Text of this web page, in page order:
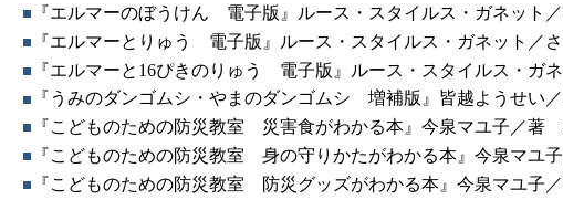
『エルマーのぼうけん 電子版』ルース・スタイルス・ガネッ
『エルマーとりゅう 電子版』ルース・スタイルス・ガネット
『エルマーと16ぴきのりゅう 電子版』ルース・スタイルス・
『うみのダンゴムシ・やまのダンゴムシ 増補版』皆越ようせ
『こどものための防災教室 災害食がわかる本』今泉マユ子／
『こどものための防災教室 身の守りかたがわかる本』今泉マ
『こどものための防災教室 防災グッズがわかる本』今泉マユ